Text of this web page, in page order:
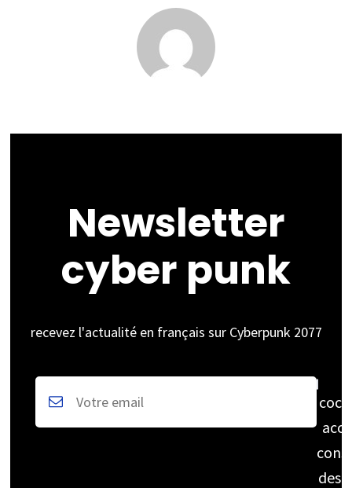
Newsletter
cyber punk
recevez l'actualité en français sur Cyberpunk 2077
des